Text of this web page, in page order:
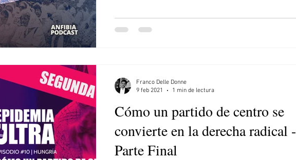
Cómo un partido de centro se
convierte en la derecha radical -
Parte Final
Franco Delle Donne
9 feb 2021
1 min de lectura